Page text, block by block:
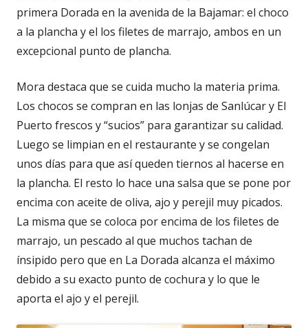
primera Dorada en la avenida de la Bajamar: el choco
a la plancha y el los filetes de marrajo, ambos en un
excepcional punto de plancha.
Mora destaca que se cuida mucho la materia prima.
Los chocos se compran en las lonjas de Sanlúcar y El
Puerto frescos y “sucios” para garantizar su calidad.
Luego se limpian en el restaurante y se congelan
unos días para que así queden tiernos al hacerse en
la plancha. El resto lo hace una salsa que se pone por
encima con aceite de oliva, ajo y perejil muy picados.
La misma que se coloca por encima de los filetes de
marrajo, un pescado al que muchos tachan de
ínsipido pero que en La Dorada alcanza el máximo
debido a su exacto punto de cochura y lo que le
aporta el ajo y el perejil.